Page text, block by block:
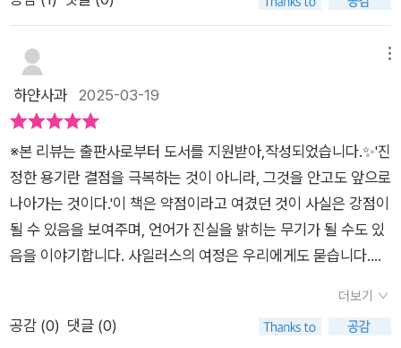
사일러스에게 허센트가 함께 떠나자고 권하지만, 사일러스는 이
렇게 대답한다. “늑대로 살면 좋겠지. 하지만 나는 인간이고, 다
른 인간들과 살아야 해. 말을 하면서. 인간들에게 전할 이야기가
실에 안주하겠다는 소리로 들리기도 하지만, 사실은 자기만의 방
식으로 새로운 길을 찾아 나아가겠다는 선언이다. 《울프스텅: 거
짓을 이기는 말》은 다시 길 위에 선 사일러스를 통해, 어떤 난관
앞에서도 멈춰 서지 말고 자기만의 길을 찾아 걸어가라고 말한다.
길은 언제나 새로운 가능성을 향해 열려 있으니 말이다.
리가 되고 만다. 그래서인지 언제나 혼자 있는 모습이 발견되곤
마주하고 도망쳐야 할지 그대로 있어야 할지 고민하던 사일러스
는 절뚝거리는 늑대의 모습을 발견하게 되고 늑대의 앞발에 박힌
압정을 빼준다. 그렇게 늑대의 이름이 '아이센그림'이라는 것을
림'이 숲으로 가고 난 후 나타난 두 마리 여우인 레이너드와 새프
런은 사일러스에게 '아이센 그림'이 어디로 갔는지 묻지만 사일러
스는 제대로 된 말이 아닌 옹알거림만을 내뱉을 뿐이었다. 그런
모습을 보며 비웃던 여우들, 그리고 돌아가면서 사일러스의 발목
을 물어버리는 새프런때문에 피투성이가 되는 사일러스의 모습
이 그려진다. 사일러스에게 은혜라도 갚으려는 듯 데리고 가서 치
료를 해주는 아이센그림. 그렇게 시작된 아이센그림과 사일러스
하얀사과 2025-03-19
※본 리뷰는 출판사로부터 도서를 지원받아,작성되었습니다.✨️'진
정한 용기란 결점을 극복하는 것이 아니라, 그것을 안고도 앞으로
나아가는 것이다.'이 책은 약점이라고 여겼던 것이 사실은 강점이
될 수 있음을 보여주며, 언어가 진실을 밝히는 무기가 될 수도 있
음을 이야기합니다. 사일러스의 여정은 우리에게도 묻습니다.
‘울프스텅’, 늑대의 목소리가 되었듯이, 우리도 언젠가는 우리의
진실을 말할 수 있는 순간을 맞이하게 될 것입니다. 그리고 그 순
더보기
공감 (0) 댓글 (0)